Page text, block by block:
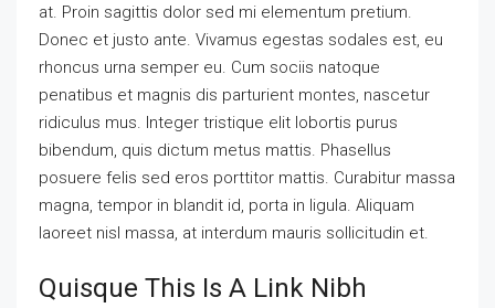
at. Proin sagittis dolor sed mi elementum pretium.
Donec et justo ante. Vivamus egestas sodales est, eu
rhoncus urna semper eu. Cum sociis natoque
penatibus et magnis dis parturient montes, nascetur
ridiculus mus. Integer tristique elit lobortis purus
bibendum, quis dictum metus mattis. Phasellus
posuere felis sed eros porttitor mattis. Curabitur massa
magna, tempor in blandit id, porta in ligula. Aliquam
laoreet nisl massa, at interdum mauris sollicitudin et.
Quisque This Is A Link Nibh